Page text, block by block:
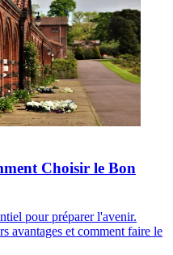
Choisir le Bon
pour préparer l'avenir.
avantages et comment faire le